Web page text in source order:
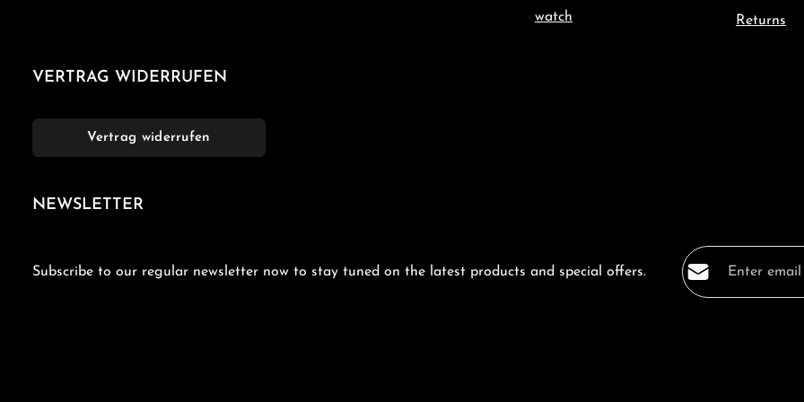
watch
Returns
VERTRAG WIDERRUFEN
Vertrag widerrufen
NEWSLETTER
Subscribe to our regular newsletter now to stay tuned on the latest products and special offers.
Email address*